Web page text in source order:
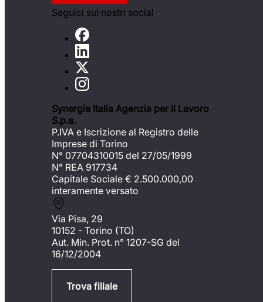
Seguici sui nostri social
Synergie Italia Agenzia per il Lavoro
S.p.a.
P.IVA e Iscrizione al Registro delle
Imprese di Torino
N° 07704310015 del 27/05/1999
N° REA 917734
Capitale Sociale € 2.500.000,00
interamente versato
Via Pisa, 29
10152 - Torino (TO)
Aut. Min. Prot. n° 1207-SG del
16/12/2004
Trova filiale